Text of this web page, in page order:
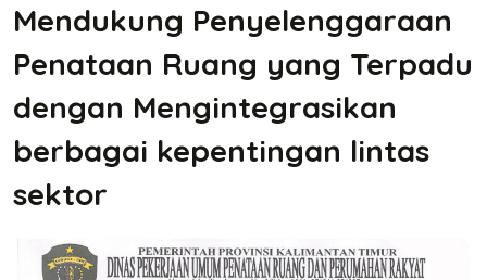
Mendukung Penyelenggaraan
Penataan Ruang yang Terpadu
dengan Mengintegrasikan
berbagai kepentingan lintas
sektor